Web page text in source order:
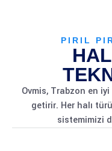
PIRIL
Ovmis, Trabzon en
getirir. Her halı
sistemimizi